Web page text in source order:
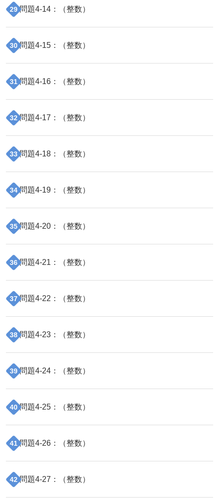
29 問題4-14 ：（整数）
30 問題4-15 ：（整数）
31 問題4-16 ：（整数）
32 問題4-17 ：（整数）
33 問題4-18 ：（整数）
34 問題4-19 ：（整数）
35 問題4-20 ：（整数）
36 問題4-21 ：（整数）
37 問題4-22 ：（整数）
38 問題4-23 ：（整数）
39 問題4-24 ：（整数）
40 問題4-25 ：（整数）
41 問題4-26 ：（整数）
42 問題4-27 ：（整数）